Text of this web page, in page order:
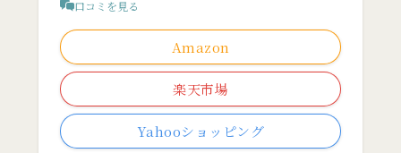
口コミを見る
Amazon
楽天市場
Yahooショッピング